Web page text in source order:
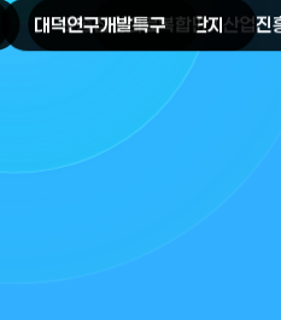
오송첨단의료복합단지
대덕연구개발특구
원주의료기기산업진